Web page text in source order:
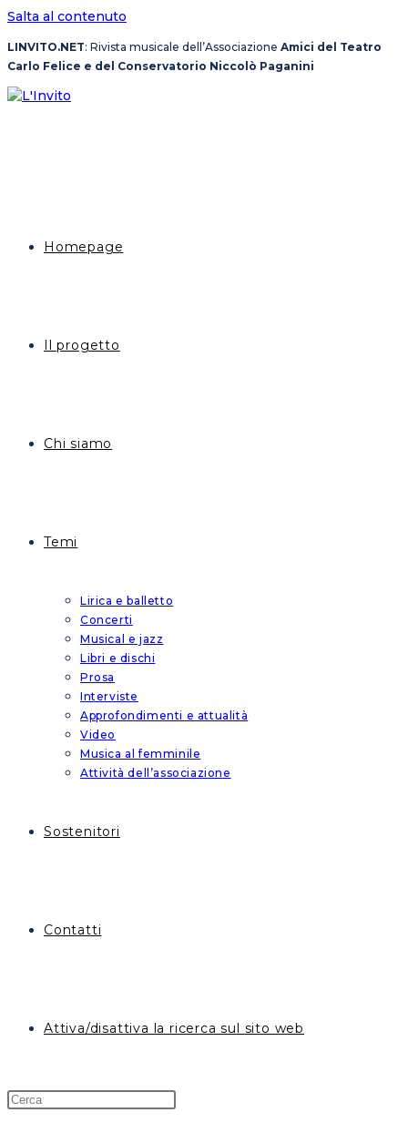
Salta al contenuto
LINVITO.NET: Rivista musicale dell’Associazione Amici del Teatro
Carlo Felice e del Conservatorio Niccolò Paganini
Homepage
Il progetto
Chi siamo
Temi
Lirica e balletto
Concerti
Musical e jazz
Libri e dischi
Prosa
Interviste
Approfondimenti e attualità
Video
Musica al femminile
Attività dell’associazione
Sostenitori
Contatti
Attiva/disattiva la ricerca sul sito web